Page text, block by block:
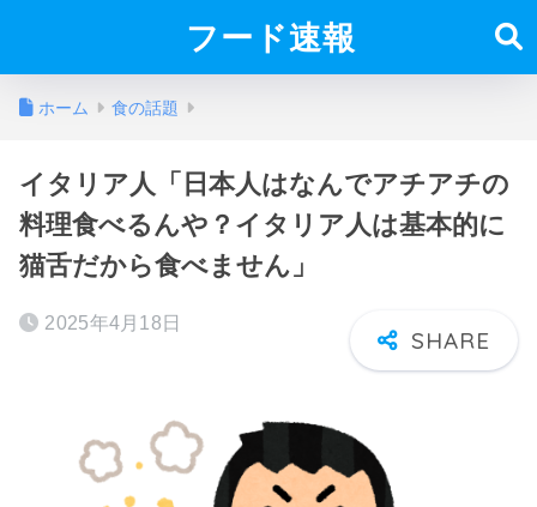
フード速報
ホーム 食の話題
イタリア人「日本人はなんでアチアチの
料理食べるんや？イタリア人は基本的に
猫舌だから食べません」
2025年4月18日